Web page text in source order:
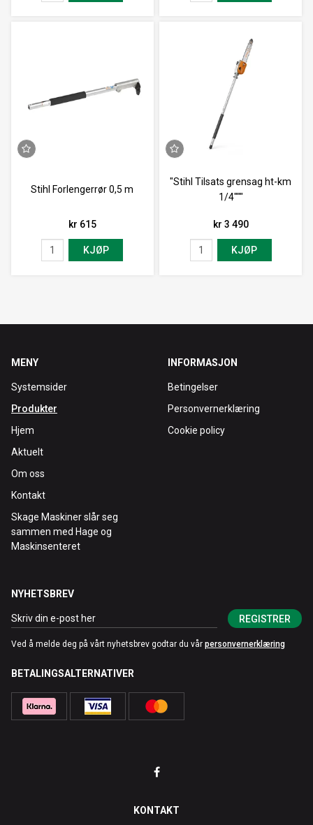
Stihl Forlengerrør 0,5 m
kr 615
KJØP
"Stihl Tilsats grensag ht-km
1/4"""
kr 3 490
KJØP
MENY
Systemsider
Produkter
Hjem
Aktuelt
Om oss
Kontakt
Skage Maskiner slår seg
sammen med Hage og
Maskinsenteret
INFORMASJON
Betingelser
Personvernerklæring
Cookie policy
NYHETSBREV
REGISTRER
Ved å melde deg på vårt nyhetsbrev godtar du vår personvernerklæring
BETALINGSALTERNATIVER
KONTAKT